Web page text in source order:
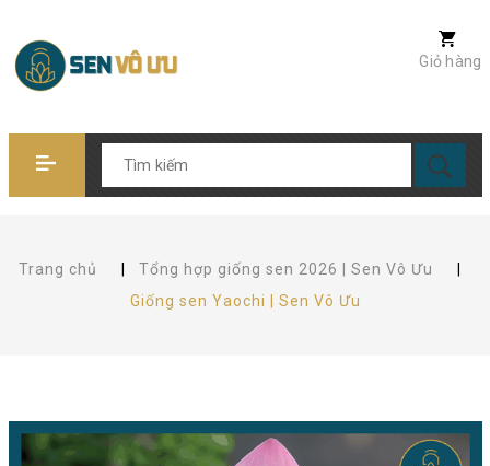
Giỏ hàng
Trang chủ Tổng hợp giống sen 2026 | Sen Vô Ưu
Giống sen Yaochi | Sen Vô Ưu